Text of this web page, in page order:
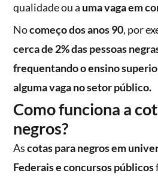
qualidade ou a uma vaga em
Nocomeço dos anos 90, por
cerca de 2% das pessoas
frequentando o ensino
alguma vaga no setor público.
Como funciona a
negros?
Ascotas para negros em
Federais e concursos públicos